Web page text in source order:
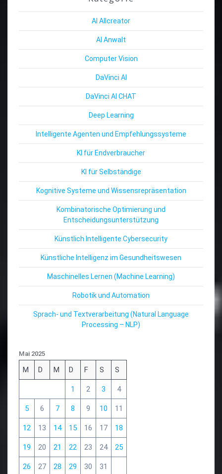
AI Allcreator
AI Anwalt
Computer Vision
DaVinci AI
DaVinci AI CHAT
Deep Learning
Intelligente Agenten und Empfehlungssysteme
KI für Endverbraucher
KI für Selbständige
Kognitive Systeme und Wissensrepräsentation
Kombinatorische Optimierung und
Entscheidungsunterstützung
Künstlich Intelligente Cybersecurity
Künstliche Intelligenz im Gesundheitswesen
Maschinelles Lernen (Machine Learning)
Robotik und Automation
Sprach- und Textverarbeitung (Natural Language
Processing – NLP)
Mai 2025
M D M D F S S
1 2 3 4
5 6 7 8 9 10 11
12 13 14 15 16 17 18
19 20 21 22 23 24 25
26 27 28 29 30 31